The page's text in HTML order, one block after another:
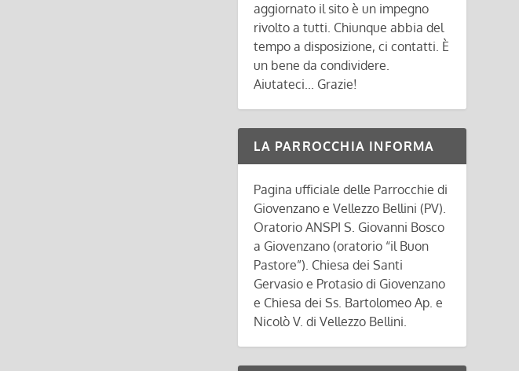
aggiornato il sito è un impegno
rivolto a tutti. Chiunque abbia del
tempo a disposizione, ci contatti. È
un bene da condividere.
Aiutateci... Grazie!
LA PARROCCHIA INFORMA
Pagina ufficiale delle Parrocchie di
Giovenzano e Vellezzo Bellini (PV).
Oratorio ANSPI S. Giovanni Bosco
a Giovenzano (oratorio “il Buon
Pastore”). Chiesa dei Santi
Gervasio e Protasio di Giovenzano
e Chiesa dei Ss. Bartolomeo Ap. e
Nicolò V. di Vellezzo Bellini.